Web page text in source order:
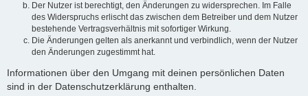
Der Nutzer ist berechtigt, den Änderungen zu widersprechen. Im Falle
des Widerspruchs erlischt das zwischen dem Betreiber und dem Nutzer
bestehende Vertragsverhältnis mit sofortiger Wirkung.
Die Änderungen gelten als anerkannt und verbindlich, wenn der Nutzer
den Änderungen zugestimmt hat.
Informationen über den Umgang mit deinen persönlichen Daten
sind in der Datenschutzerklärung enthalten.